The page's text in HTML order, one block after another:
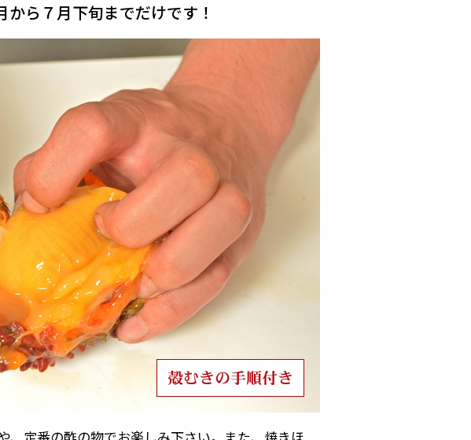
ら７月下旬までだけです！